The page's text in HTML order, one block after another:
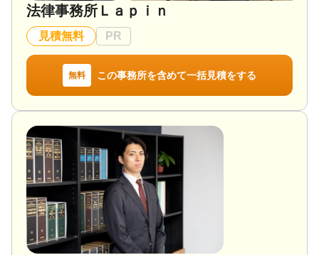
法律事務所Ｌａｐｉｎ
見積無料 PR
無料 この事務所を含めて一括見積をする